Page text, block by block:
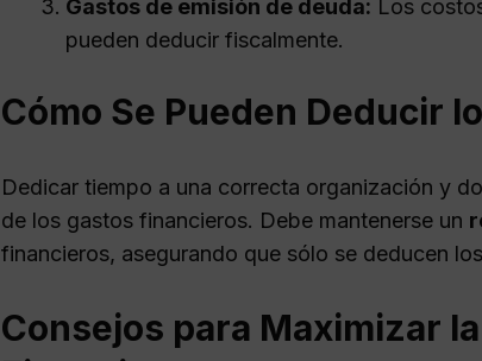
Gastos de emisión de deuda: Los
pueden deducir fiscalmente.
Cómo Se Pueden Deducir
Dedicar tiempo a una correcta organización y
de los gastos financieros. Debe mantenerse un
financieros, asegurando que sólo se deducen
Consejos para Maximizar